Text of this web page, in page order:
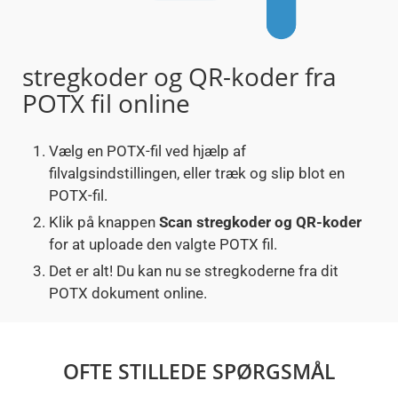
stregkoder og QR-koder fra
POTX fil online
Vælg en POTX-fil ved hjælp af
filvalgsindstillingen, eller træk og slip blot en
POTX-fil.
Klik på knappen Scan stregkoder og QR-koder
for at uploade den valgte POTX fil.
Det er alt! Du kan nu se stregkoderne fra dit
POTX dokument online.
OFTE STILLEDE SPØRGSMÅL